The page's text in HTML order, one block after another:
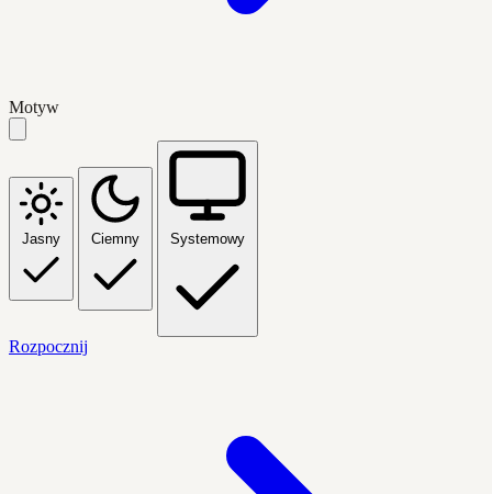
Motyw
Jasny Ciemny Systemowy
Rozpocznij